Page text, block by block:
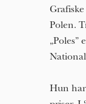
Polen.
Hun